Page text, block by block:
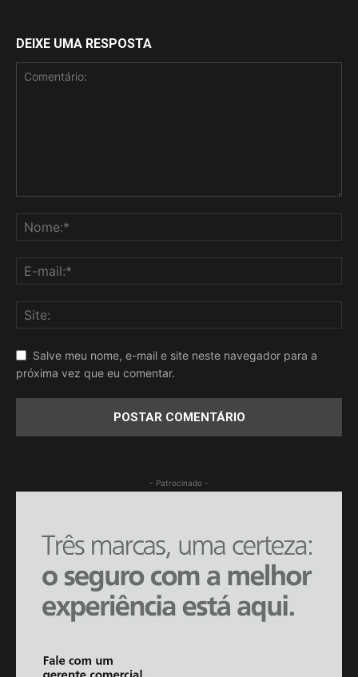
DEIXE UMA RESPOSTA
Salve meu nome, e-mail e site neste navegador para a
próxima vez que eu comentar.
- Patrocinado -